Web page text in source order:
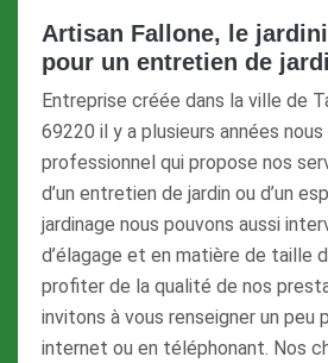
Artisan Fallone, le
pour un entretien de
Entreprise créée dans la ville de
69220 il y a plusieurs années
professionnel qui propose nos
d’un entretien de jardin ou d’un
jardinage nous pouvons aussi
d’élagage et en matière de taille
profiter de la qualité de nos
invitons à vous renseigner un peu
internet ou en téléphonant. Nos